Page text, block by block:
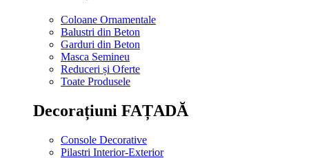
Coloane Ornamentale
Balustri din Beton
Garduri din Beton
Masca Semineu
Reduceri și Oferte
Toate Produsele
Decorațiuni FAȚADĂ
Console Decorative
Pilastri Interior-Exterior